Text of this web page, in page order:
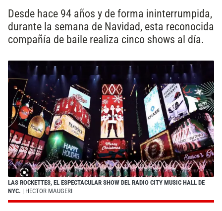
Desde hace 94 años y de forma ininterrumpida,
durante la semana de Navidad, esta reconocida
compañía de baile realiza cinco shows al día.
LAS ROCKETTES, EL ESPECTACULAR SHOW DEL RADIO CITY MUSIC HALL DE
NYC. | HECTOR MAUGERI